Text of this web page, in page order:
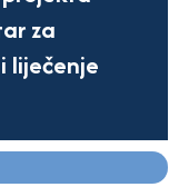
za
liječenje